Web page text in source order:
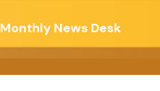
Monthly News Desk